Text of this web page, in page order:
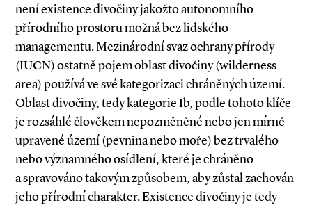
není existence divočiny jakožto autonomního
přírodního prostoru možná bez lidského
managementu. Mezinárodní svaz ochrany přírody
(IUCN) ostatně pojem oblast divočiny (wilderness
area) používá ve své kategorizaci chráněných území.
Oblast divočiny, tedy kategorie Ib, podle tohoto klíče
je rozsáhlé člověkem nepozměněné nebo jen mírně
upravené území (pevnina nebo moře) bez trvalého
nebo významného osídlení, které je chráněno
a spravováno takovým způsobem, aby zůstal zachován
jeho přírodní charakter. Existence divočiny je tedy